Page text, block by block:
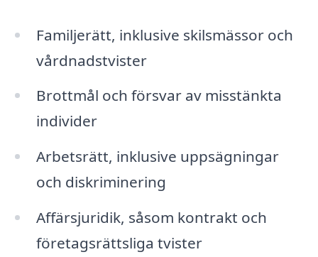
Familjerätt, inklusive skilsmässor och
vårdnadstvister
Brottmål och försvar av misstänkta
individer
Arbetsrätt, inklusive uppsägningar
och diskriminering
Affärsjuridik, såsom kontrakt och
företagsrättsliga tvister